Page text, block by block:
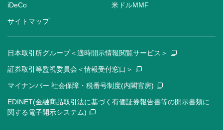
iDeCo 米ドルMMF
サイトマップ
日本取引所グループ＜適時開示情報閲覧サービス＞
証券取引等監視委員会＜情報受付窓口＞
マイナンバー 社会保障・税番号制度(内閣官房)
EDINET(金融商品取引法に基づく有価証券報告書等の開示書類に
関する電子開示システム)